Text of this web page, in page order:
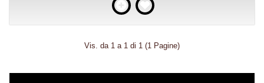
Vis. da 1 a 1 di 1 (1 Pagine)